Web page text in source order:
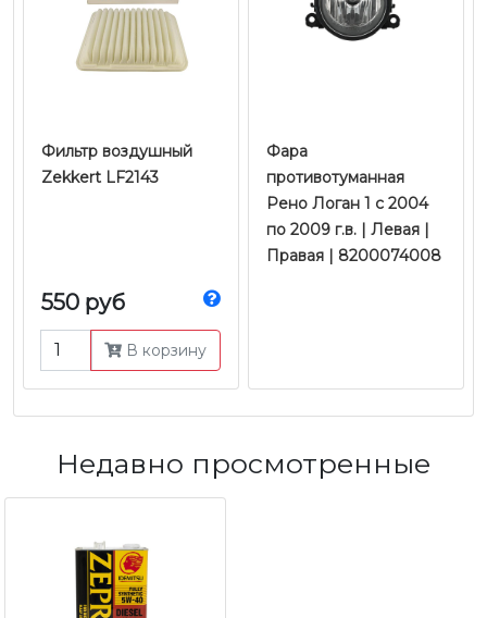
Фильтр воздушный
Zekkert LF2143
550 руб
В корзину
Фара
противотуманная
Рено Логан 1 c 2004
по 2009 г.в. | Левая |
Правая | 8200074008
Недавно просмотренные